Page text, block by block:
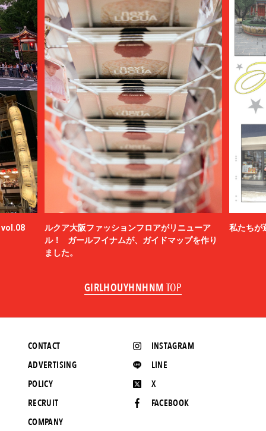
vol.08
ルクア大阪ファッションフロアがリニューア
ル！ ガールフイナムが、ガイドマップを作り
ました。
私たちが
GIRLHOUYHNHNM TOP
INSTAGRAM
LINE
X
FACEBOOK
CONTACT
ADVERTISING
POLICY
RECRUIT
COMPANY